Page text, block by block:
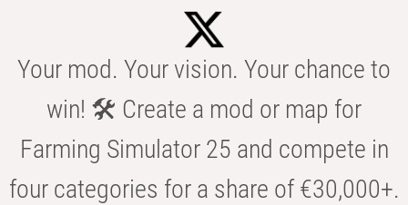
Your mod. Your vision. Your chance to
win! 🛠️ Create a mod or map for
Farming Simulator 25 and compete in
four categories for a share of €30,000+.